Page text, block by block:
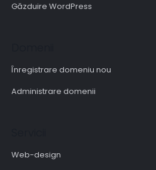
Găzduire WordPress
Înregistrare domeniu nou
Administrare domenii
Web-design